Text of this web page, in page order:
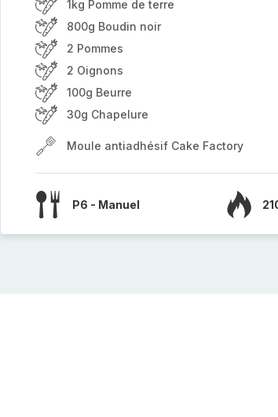
1kg Pomme de terre
800g Boudin noir
2 Pommes
2 Oignons
100g Beurre
30g Chapelure
Moule antiadhésif Cake Factory
P6 - Manuel